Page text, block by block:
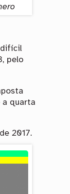
difícil
pelo
a quarta
2017.